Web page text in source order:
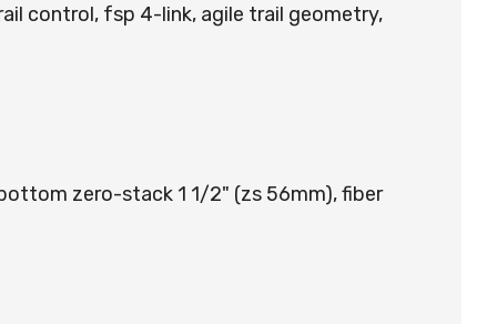
control, fsp 4-link, agile trail geometry,
zero-stack 1 1/2" (zs 56mm), fiber